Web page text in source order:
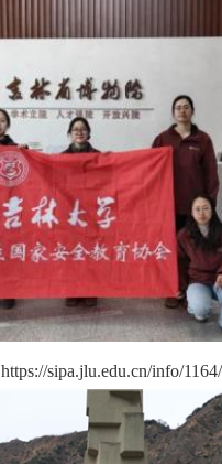
https://sipa.jlu.edu.cn/info/